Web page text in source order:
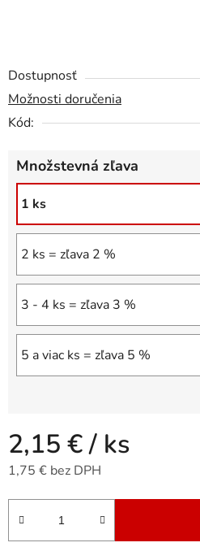
Dostupnosť
Možnosti doručenia
Kód:
Množstevná zľava
1 ks
2 ks = zľava 2 %
3 - 4 ks = zľava 3 %
5 a viac ks = zľava 5 %
2,15 €/ ks
1,75 € bez DPH
Jednotková cena: